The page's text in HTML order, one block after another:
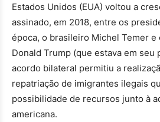
Estados Unidos (EUA) voltou a
assinado, em 2018, entre os
época, o brasileiro Michel Temer
Donald Trump (que estava em seu
acordo bilateral permitiu a
repatriação de imigrantes ilegais
possibilidade de recursos junto à
americana.